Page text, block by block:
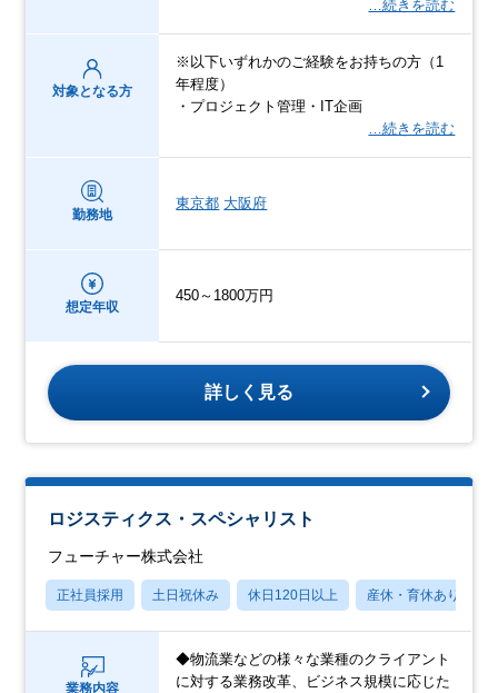
…続きを読む
対象となる方
※以下いずれかのご経験をお持ちの方（1
年程度）
・プロジェクト管理・IT企画
…続きを読む
勤務地
東京都 大阪府
想定年収
450～1800万円
詳しく見る
ロジスティクス・スペシャリスト
フューチャー株式会社
正社員採用 土日祝休み 休日120日以上 産休・育休あり
業務内容
◆物流業などの様々な業種のクライアント
に対する業務改革、ビジネス規模に応じた